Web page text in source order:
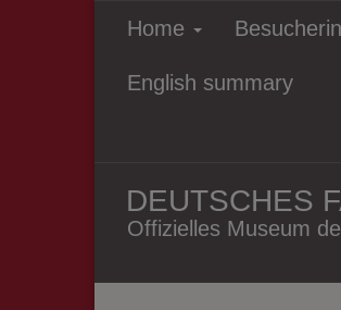
Home
English summary
DEUTSCHES
Offizielles Museum